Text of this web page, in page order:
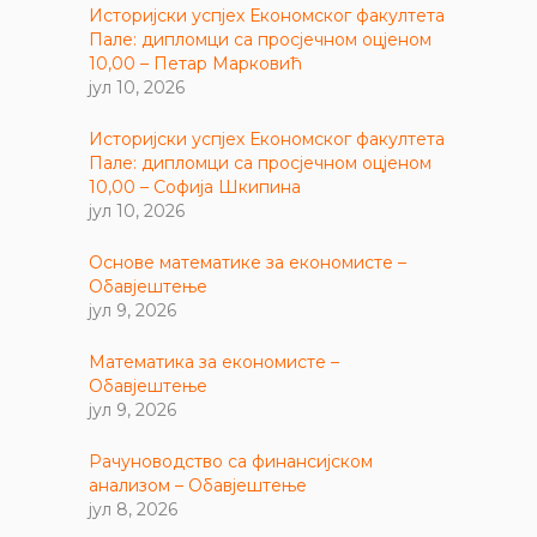
Историјски успјех Економског факултета
Пале: дипломци са просјечном оцјеном
10,00 – Петар Марковић
јул 10, 2026
Историјски успјех Економског факултета
Пале: дипломци са просјечном оцјеном
10,00 – Софија Шкипина
јул 10, 2026
Основе математике за економисте –
Обавјештење
јул 9, 2026
Математика за економисте –
Обавјештење
јул 9, 2026
Рачуноводство са финансијском
анализом – Обавјештење
јул 8, 2026